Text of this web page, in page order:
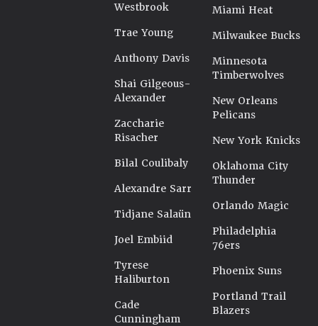
Westbrook
Trae Young
Anthony Davis
Shai Gilgeous-
Alexander
Zaccharie
Risacher
Bilal Coulibaly
Alexandre Sarr
Tidjane Salaün
Joel Embiid
Tyrese
Haliburton
Cade
Cunningham
Miami Heat
Milwaukee Bucks
Minnesota
Timberwolves
New Orleans
Pelicans
New York Knicks
Oklahoma City
Thunder
Orlando Magic
Philadelphia
76ers
Phoenix Suns
Portland Trail
Blazers